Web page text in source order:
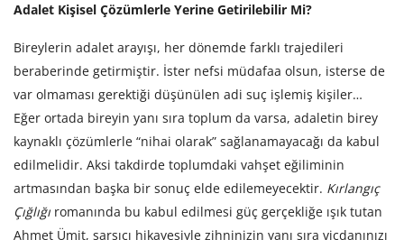
Adalet Kişisel Çözümlerle Yerine Getirilebilir Mi?
Bireylerin adalet arayışı, her dönemde farklı trajedileri
beraberinde getirmiştir. İster nefsi müdafaa olsun, isterse de
var olmaması gerektiği düşünülen adi suç işlemiş kişiler…
Eğer ortada bireyin yanı sıra toplum da varsa, adaletin birey
kaynaklı çözümlerle “nihai olarak” sağlanamayacağı da kabul
edilmelidir. Aksi takdirde toplumdaki vahşet eğiliminin
artmasından başka bir sonuç elde edilemeyecektir. Kırlangıç
Çığlığı romanında bu kabul edilmesi güç gerçekliğe ışık tutan
Ahmet Ümit, sarsıcı hikayesiyle zihninizin yanı sıra vicdanınızı